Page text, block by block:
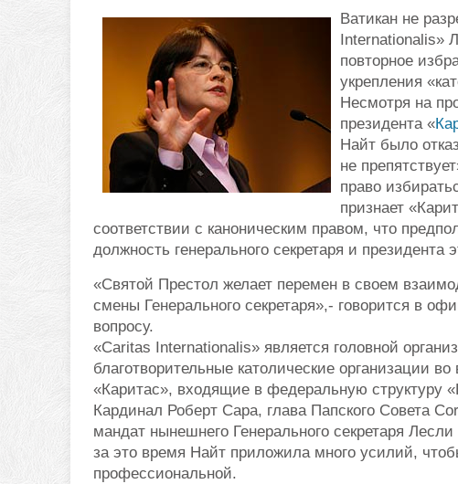
Ватикан не
Internationalis»
повторное
укрепления
Несмотря на
президента «
Найт было
не
право
признает
соответствии с каноническим правом, что
должность генерального секретаря и президента
«Святой Престол желает перемен в своем
смены Генерального секретаря»,- говорится в
вопросу.
«Caritas Internationalis» является головной
благотворительные католические организации
«Каритас», входящие в федеральную структуру
Кардинал Роберт Сара, глава Папского Совета
мандат нынешнего Генерального секретаря
за это время Найт приложила много усилий,
профессиональной.